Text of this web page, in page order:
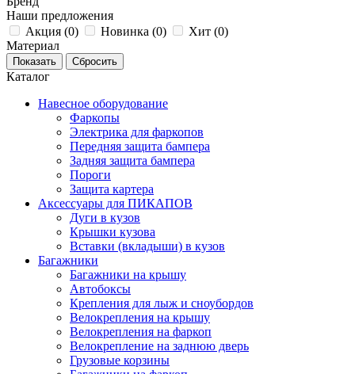
Наши предложения
Акция (0) Новинка (0) Хит (0)
Материал
Каталог
Навесное оборудование
Фаркопы
Электрика для фаркопов
Передняя защита бампера
Задняя защита бампера
Пороги
Защита картера
Аксессуары для ПИКАПОВ
Дуги в кузов
Крышки кузова
Вставки (вкладыши) в кузов
Багажники
Багажники на крышу
Автобоксы
Крепления для лыж и сноубордов
Велокрепления на крышу
Велокрепления на фаркоп
Велокрепление на заднюю дверь
Грузовые корзины